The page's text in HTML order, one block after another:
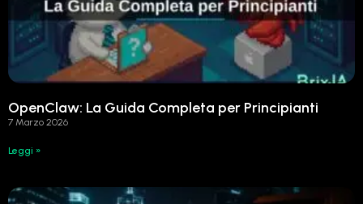
OpenClaw: La Guida Completa per Principianti
7 Marzo 2026
Leggi »